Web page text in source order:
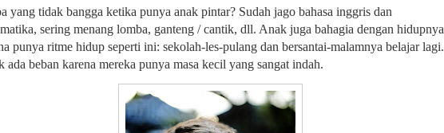
yang tidak bangga ketika punya anak pintar? Sudah jago bahasa inggris dan
sering menang lomba, ganteng / cantik, dll. Anak juga bahagia dengan hidupnya
punya ritme hidup seperti ini: sekolah-les-pulang dan bersantai-malamnya belajar lagi.
ada beban karena mereka punya masa kecil yang sangat indah.